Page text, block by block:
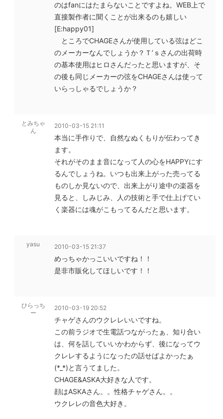
のはfanにはたまらないことですよね。WEB上で
直接製作者に聞くことが出来るのも嬉しい
[E:happy01]
ところでCHAGEさんが使用している弦はどこ
のメーカーなんでしょうか？Ｔ’ｓさんの出荷時
の基本使用はヒロさんだったと思いますが、そ
の後も同じメーカーの弦をCHAGEさんは使って
いらっしゃるでしょうか？
とみちゃ
ん
2010-03-15 21:11
本当に手作りで、自然なぬくもりが伝わってき
ます。
それがそのまま音になって人の心をHAPPYにす
るんでしょうね。いつも出来上がった売ってる
ものしか見ないので、出来上がり途中の楽器を
見ると、しみじみ、人の技術と手で仕上げてい
く楽器には魂がこもってるんだと思います。
yasu 2010-03-15 21:37
めっちゃかっこいいですね！！
是非市販化してほしいです！！
ひらっち
ー
2010-03-19 20:52
チャゲさんのウクレレいいですね。
この前ラジオで生電話つながったぁ、知り合い
は、何を話していいかわからず、後になってウ
クレレするようになったの話せばよかったぁ
(*_*)と言うてました。
CHAGE&ASKA大好きな人です。
顔はASKAさん。。性格チャゲさん。。
ウクレレの音色大好き。